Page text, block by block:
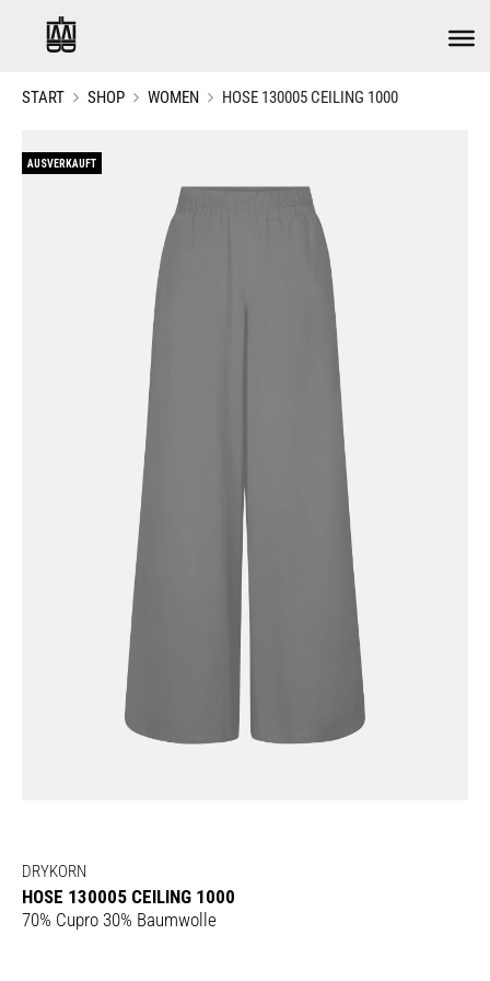
START SHOP WOMEN HOSE 130005 CEILING 1000
AUSVERKAUFT
DRYKORN
HOSE 130005 CEILING 1000
70% Cupro 30% Baumwolle